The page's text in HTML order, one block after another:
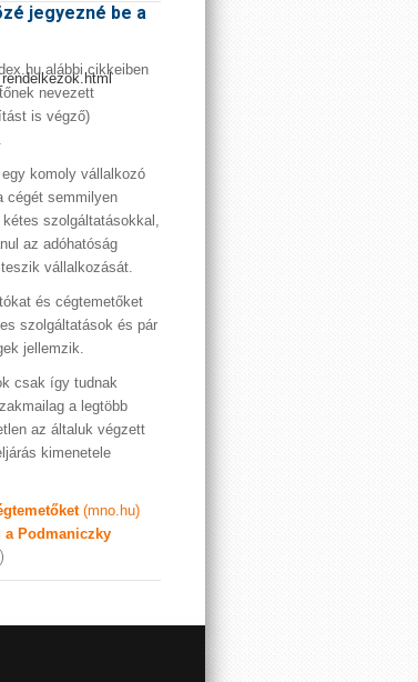
jegyezné be a
alábbi cikkeiben
nevezett
is végző)
komoly vállalkozó
cégét semmilyen
szolgáltatásokkal,
az adóhatóság
vállalkozását.
és cégtemetőket
szolgáltatások és pár
jellemzik.
csak így tudnak
a legtöbb
az általuk végzett
kimenetele
(mno.hu)
a Podmaniczky